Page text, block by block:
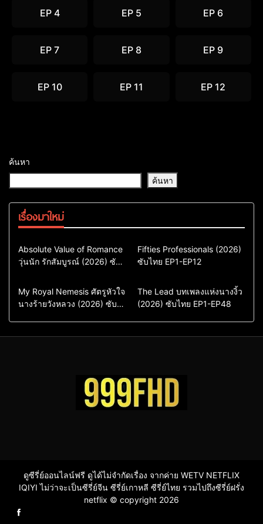
EP 4 EP 5 EP 6
EP 7 EP 8 EP 9
EP 10 EP 11 EP 12
ค้นหา
ค้นหา
เรื่องมาใหม่
Comedy
Drama
ซีรี่ย์เกาหลี
ซีรี่ย์เกาหลีพากย์ไทย
Absolute Value of Romance
วุ่นนัก รักสัมบูรณ์ (2026) ซับ
Action & Adventure
Comedy
Drama
ซีรี่ย์เกาหลีซับไทย
Fifties Professionals (2026)
ซับไทย EP1-EP12
Comedy
Drama
Sci-Fi & Fantasy
My Royal Nemesis ศัตรูหัวใจ
นางร้ายวังหลวง (2026) ซับ
Drama
ซีรี่ย์จีน
ซีรี่ย์จีนซับไทย
The Lead บทเพลงแห่งนางงิ้ว
(2026) ซับไทย EP1-EP48
ดูซีรี่ย์ออนไลน์ฟรี ดูได้ไม่จำกัดเรื่อง จากค่าย WETV NETFLIX
IQIYI ไม่ว่าจะเป็นซีรี่ย์จีน ซีรี่ย์เกาหลี ซีรี่ย์ไทย รวมไปถึงซีรี่ย์ฝรั่ง
netflix © copyright 2026